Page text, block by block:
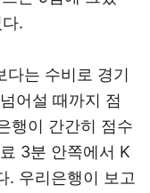
.
다는 수비로 경기
어설 때까지 점
행이 간간히 점수
3분 안쪽에서 K
. 우리은행이 보고